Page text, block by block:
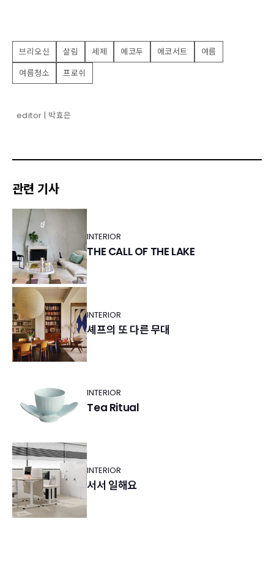
브리오신 살림 세제 에코두 에코서트
여름
여름청소
프로쉬
editor | 박효은
관련 기사
INTERIOR
THE CALL OF THE LAKE
INTERIOR
셰프의 또 다른 무대
INTERIOR
Tea Ritual
INTERIOR
서서 일해요